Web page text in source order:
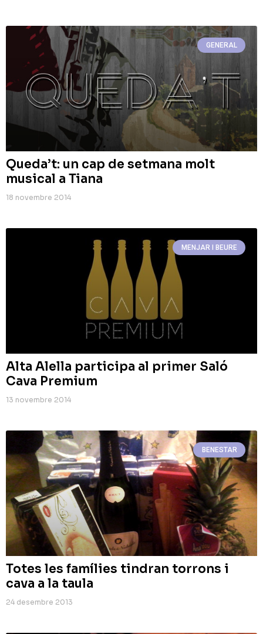
GENERAL
Queda’t: un cap de setmana molt
musical a Tiana
18 novembre 2014
MENJAR I BEURE
Alta Alella participa al primer Saló
Cava Premium
13 novembre 2014
BENESTAR
Totes les famílies tindran torrons i
cava a la taula
24 desembre 2013